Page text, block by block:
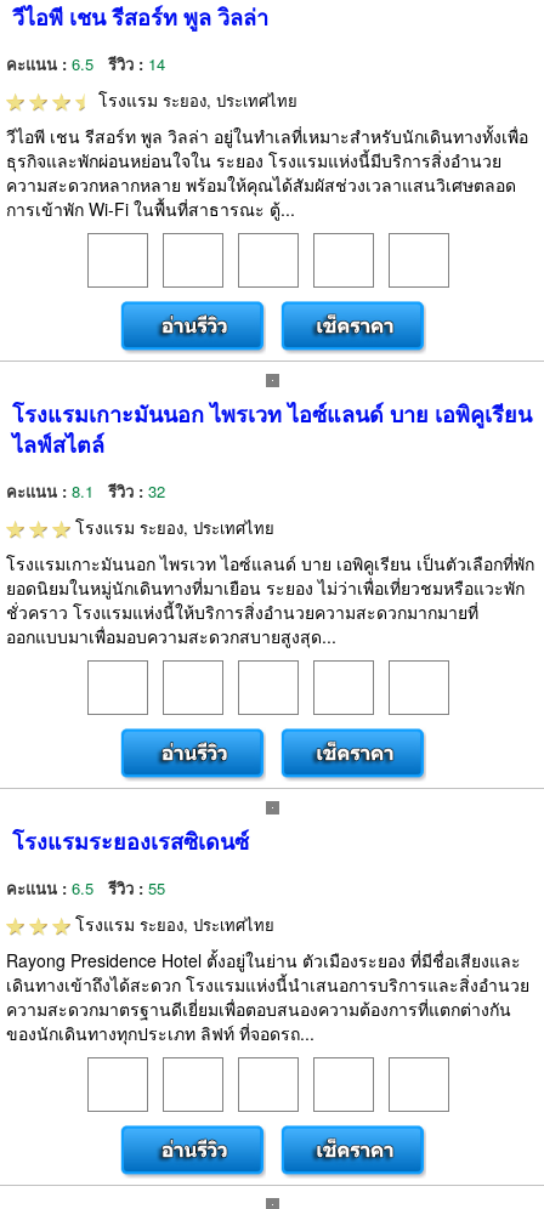
วีไอพี เชน รีสอร์ท พูล วิลล่า
คะแนน : 6.5 รีวิว : 14
โรงแรม ระยอง, ประเทศไทย
วีไอพี เชน รีสอร์ท พูล วิลล่า อยู่ในทำเลที่เหมาะสำหรับนักเดินทางทั้งเพื่อ
ธุรกิจและพักผ่อนหย่อนใจใน ระยอง โรงแรมแห่งนี้มีบริการสิ่งอำนวย
ความสะดวกหลากหลาย พร้อมให้คุณได้สัมผัสช่วงเวลาแสนวิเศษตลอด
การเข้าพัก Wi-Fi ในพื้นที่สาธารณะ ตู้...
โรงแรมเกาะมันนอก ไพรเวท ไอซ์แลนด์ บาย เอพิคูเรียน
ไลฟ์สไตล์
คะแนน : 8.1 รีวิว : 32
โรงแรม ระยอง, ประเทศไทย
โรงแรมเกาะมันนอก ไพรเวท ไอซ์แลนด์ บาย เอพิคูเรียน เป็นตัวเลือกที่พัก
ยอดนิยมในหมู่นักเดินทางที่มาเยือน ระยอง ไม่ว่าเพื่อเที่ยวชมหรือแวะพัก
ชั่วคราว โรงแรมแห่งนี้ให้บริการสิ่งอำนวยความสะดวกมากมายที่
ออกแบบมาเพื่อมอบความสะดวกสบายสูงสุด...
โรงแรมระยองเรสซิเดนซ์
คะแนน : 6.5 รีวิว : 55
โรงแรม ระยอง, ประเทศไทย
Rayong Presidence Hotel ตั้งอยู่ในย่าน ตัวเมืองระยอง ที่มีชื่อเสียงและ
เดินทางเข้าถึงได้สะดวก โรงแรมแห่งนี้นำเสนอการบริการและสิ่งอำนวย
ความสะดวกมาตรฐานดีเยี่ยมเพื่อตอบสนองความต้องการที่แตกต่างกัน
ของนักเดินทางทุกประเภท ลิฟท์ ที่จอดรถ...